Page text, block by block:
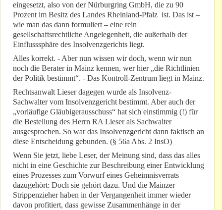
eingesetzt, also von der Nürburgring GmbH, die zu 90
Prozent im Besitz des Landes Rheinland-Pfalz ist. Das ist –
wie man das dann formuliert – eine rein
gesellschaftsrechtliche Angelegenheit, die außerhalb der
Einflusssphäre des Insolvenzgerichts liegt.
Alles korrekt. - Aber nun wissen wir doch, wenn wir nun
noch die Berater in Mainz kennen, wer hier „die Richtlinien
der Politik bestimmt“. - Das Kontroll-Zentrum liegt in Mainz.
Rechtsanwalt Lieser dagegen wurde als Insolvenz-
Sachwalter vom Insolvenzgericht bestimmt. Aber auch der
„vorläufige Gläubigerausschuss“ hat sich einstimmig (!) für
die Bestellung des Herrn RA Lieser als Sachwalter
ausgesprochen. So war das Insolvenzgericht dann faktisch an
diese Entscheidung gebunden. (§ 56a Abs. 2 InsO)
Wenn Sie jetzt, liebe Leser, der Meinung sind, dass das alles
nicht in eine Geschichte zur Beschreibung einer Entwicklung
eines Prozesses zum Vorwurf eines Geheimnisverrats
dazugehört: Doch sie gehört dazu. Und die Mainzer
Strippenzieher haben in der Vergangenheit immer wieder
davon profitiert, dass gewisse Zusammenhänge in der